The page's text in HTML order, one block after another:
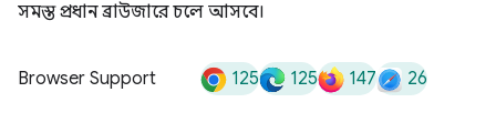
সমস্ত প্রধান ব্রাউজারে চলে আসবে।
Browser Support 125 125 147 26